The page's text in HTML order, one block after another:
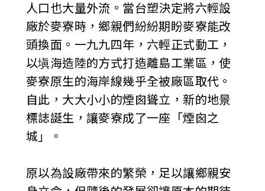
人口也大量外流。當台塑決定將六輕設
廠於麥寮時，鄉親們紛紛期盼麥寮能改
頭換面。一九九四年，六輕正式動工，
以塡海造陸的方式打造離島工業區，使
麥寮原生的海岸線幾乎全被廠區取代。
自此，大大小小的煙囪聳立，新的地景
標誌誕生，讓麥寮成了一座「煙囪之
城」。
原以為設廠帶來的繁榮，足以讓鄉親安